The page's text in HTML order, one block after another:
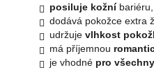
posiluje kožní
dodává pokožce extra
udržuje vlhkost
má příjemnou
je vhodné pro